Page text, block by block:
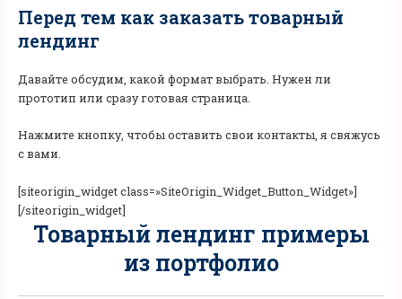
Перед тем как заказать товарный
лендинг
Давайте обсудим, какой формат выбрать. Нужен ли
прототип или сразу готовая страница.
Нажмите кнопку, чтобы оставить свои контакты, я свяжусь
с вами.
[siteorigin_widget class=»SiteOrigin_Widget_Button_Widget»]
[/siteorigin_widget]
Товарный лендинг примеры
из портфолио